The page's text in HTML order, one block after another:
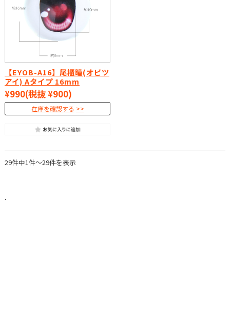
【EYOB-A16】尾櫃瞳(オビツ
アイ) Aタイプ 16mm
¥990(税抜 ¥900)
在庫を確認する
29件中1件～29件を表示
.